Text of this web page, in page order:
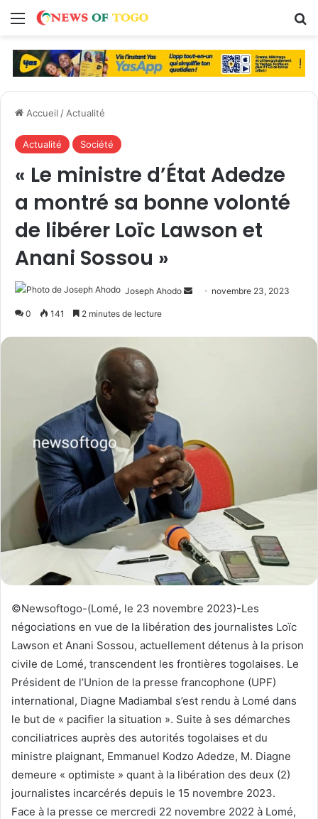
Menu
Accueil / Actualité
Actualité Société
« Le ministre d’État Adedze
a montré sa bonne volonté
de libérer Loïc Lawson et
Anani Sossou »
Joseph Ahodo
c
u
e
l
novembre 23, 2023
0 141 2 minutes de lecture
©Newsoftogo-(Lomé, le 23 novembre 2023)-Les
négociations en vue de la libération des journalistes Loïc
Lawson et Anani Sossou, actuellement détenus à la prison
civile de Lomé, transcendent les frontières togolaises. Le
Président de l’Union de la presse francophone (UPF)
international, Diagne Madiambal s’est rendu à Lomé dans
le but de « pacifier la situation ». Suite à ses démarches
conciliatrices auprès des autorités togolaises et du
ministre plaignant, Emmanuel Kodzo Adedze, M. Diagne
demeure « optimiste » quant à la libération des deux (2)
journalistes incarcérés depuis le 15 novembre 2023.
Face à la presse ce mercredi 22 novembre 2022 à Lomé,